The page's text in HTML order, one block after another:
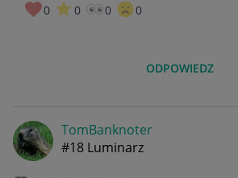
0 0 0 0
ODPOWIEDZ
TomBanknoter
#18 Luminarz